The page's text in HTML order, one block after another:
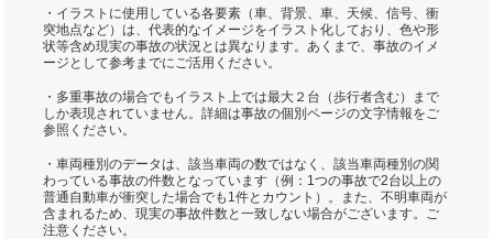
・イラストに使用している各要素（車、背景、車、天候、信号、衝
突地点など）は、代表的なイメージをイラスト化しており、色や形
状等含め現実の事故の状況とは異なります。あくまで、事故のイメ
ージとして参考までにご活用ください。
・多重事故の場合でもイラスト上では最大２台（歩行者含む）まで
しか表現されていません。詳細は事故の個別ページの文字情報をご
参照ください。
・車両種別のデータは、該当車両の数ではなく、該当車両種別の関
わっている事故の件数となっています（例：1つの事故で2台以上の
普通自動車が衝突した場合でも1件とカウント）。また、不明車両が
含まれるため、現実の事故件数と一致しない場合がございます。ご
注意ください。